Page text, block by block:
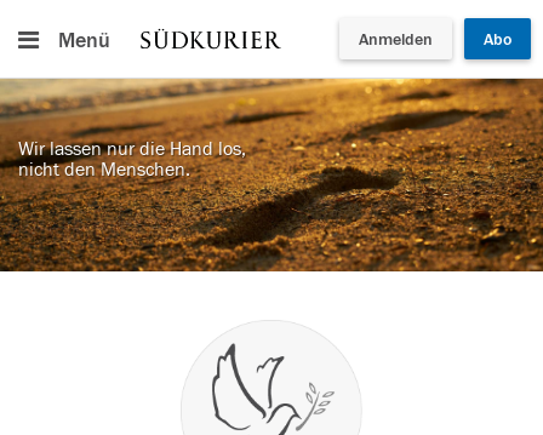
Menü Anmelden Abo
Wir lassen nur die Hand los,
nicht den Menschen.